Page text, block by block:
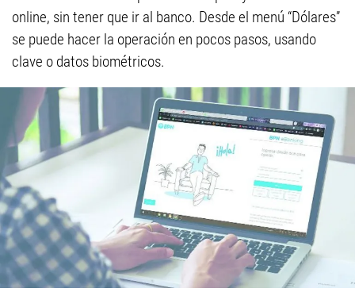
online, sin tener que ir al banco. Desde el menú “Dólares”
se puede hacer la operación en pocos pasos, usando
clave o datos biométricos.